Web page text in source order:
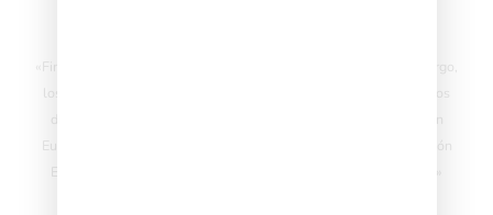
«Financiado por la Unión Europea – NextGenerationEU. Sin embargo,
los puntos de vista y las opiniones expresadas son únicamente los